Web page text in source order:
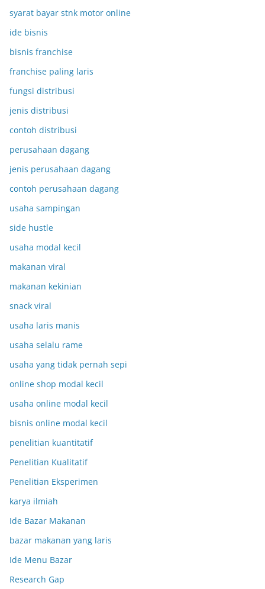
syarat bayar stnk motor online
ide bisnis
bisnis franchise
franchise paling laris
fungsi distribusi
jenis distribusi
contoh distribusi
perusahaan dagang
jenis perusahaan dagang
contoh perusahaan dagang
usaha sampingan
side hustle
usaha modal kecil
makanan viral
makanan kekinian
snack viral
usaha laris manis
usaha selalu rame
usaha yang tidak pernah sepi
online shop modal kecil
usaha online modal kecil
bisnis online modal kecil
penelitian kuantitatif
Penelitian Kualitatif
Penelitian Eksperimen
karya ilmiah
Ide Bazar Makanan
bazar makanan yang laris
Ide Menu Bazar
Research Gap